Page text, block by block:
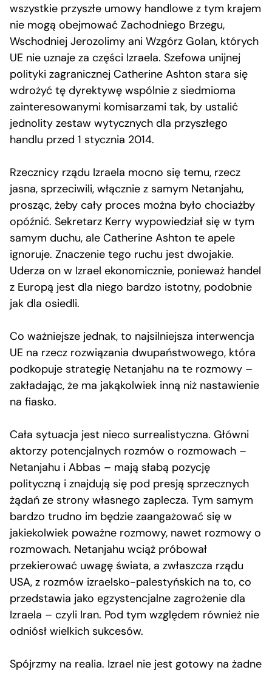
wszystkie przyszłe umowy handlowe z tym krajem
nie mogą obejmować Zachodniego Brzegu,
Wschodniej Jerozolimy ani Wzgórz Golan, których
UE nie uznaje za części Izraela. Szefowa unijnej
polityki zagranicznej Catherine Ashton stara się
wdrożyć tę dyrektywę wspólnie z siedmioma
zainteresowanymi komisarzami tak, by ustalić
jednolity zestaw wytycznych dla przyszłego
handlu przed 1 stycznia 2014.
Rzecznicy rządu Izraela mocno się temu, rzecz
jasna, sprzeciwili, włącznie z samym Netanjahu,
prosząc, żeby cały proces można było chociażby
opóźnić. Sekretarz Kerry wypowiedział się w tym
samym duchu, ale Catherine Ashton te apele
ignoruje. Znaczenie tego ruchu jest dwojakie.
Uderza on w Izrael ekonomicznie, ponieważ handel
z Europą jest dla niego bardzo istotny, podobnie
jak dla osiedli.
Co ważniejsze jednak, to najsilniejsza interwencja
UE na rzecz rozwiązania dwupaństwowego, która
podkopuje strategię Netanjahu na te rozmowy –
zakładając, że ma jakąkolwiek inną niż nastawienie
na fiasko.
Cała sytuacja jest nieco surrealistyczna. Główni
aktorzy potencjalnych rozmów o rozmowach –
Netanjahu i Abbas – mają słabą pozycję
polityczną i znajdują się pod presją sprzecznych
żądań ze strony własnego zaplecza. Tym samym
bardzo trudno im będzie zaangażować się w
jakiekolwiek poważne rozmowy, nawet rozmowy o
rozmowach. Netanjahu wciąż próbował
przekierować uwagę świata, a zwłaszcza rządu
USA, z rozmów izraelsko-palestyńskich na to, co
przedstawia jako egzystencjalne zagrożenie dla
Izraela – czyli Iran. Pod tym względem również nie
odniósł wielkich sukcesów.
Spójrzmy na realia. Izrael nie jest gotowy na żadne